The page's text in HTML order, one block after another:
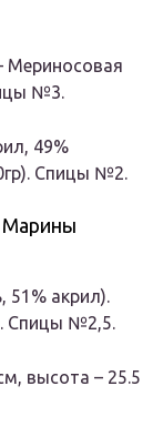
Мериносовая
№3.
49%
Спицы №2.
Марины
51% акрил).
Спицы №2,5.
высота – 25.5